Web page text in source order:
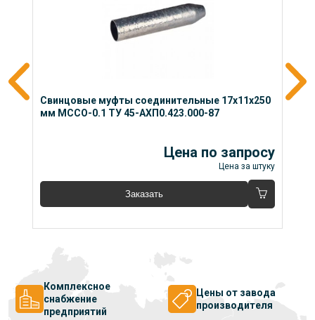
Свинцовые муфты соединительные 17x11x250
мм МССО-0.1 ТУ 45-АХП0.423.000-87
Цена по запросу
Цена за штуку
Заказать
Комплексное
снабжение
предприятий
Цены от завода
производителя